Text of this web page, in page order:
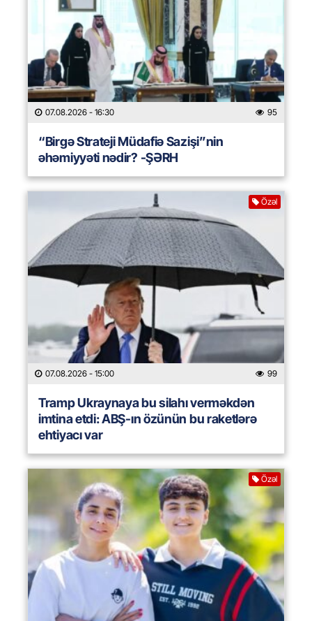
07.08.2026 - 16:30 95
“Birgə Strateji Müdafiə Sazişi”nin
əhəmiyyəti nədir? -ŞƏRH
Özəl
07.08.2026 - 15:00 99
Tramp Ukraynaya bu silahı verməkdən
imtina etdi: ABŞ-ın özünün bu raketlərə
ehtiyacı var
Özəl